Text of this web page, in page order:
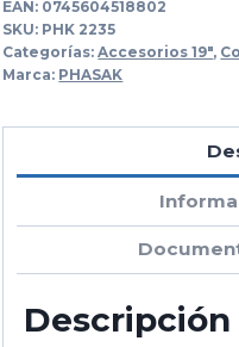
EAN: 0745604518802
SKU: PHK 2235
Categorías:Accesorios 19",
Marca: PHASAK
Descripción